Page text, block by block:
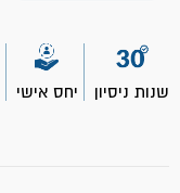
שנות ניסיון יחס אישי